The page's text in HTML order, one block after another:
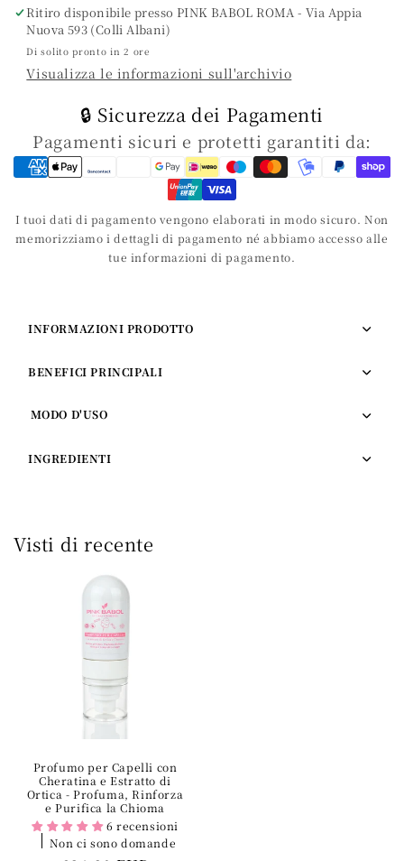
di
Ortica
-
Profuma,
Rinforza
e
Purifica
la
Chioma
di
la
Chioma
Ritiro disponibile presso ​​PINK BABOL ROMA - Via Appia
Nuova 593 (Colli Albani)
Di solito pronto in 2 ore
Visualizza le informazioni sull'archivio
🔒 Sicurezza dei Pagamenti
Pagamenti sicuri e protetti garantiti da:
I tuoi dati di pagamento vengono elaborati in modo sicuro. Non
memorizziamo i dettagli di pagamento né abbiamo accesso alle
tue informazioni di pagamento.
INFORMAZIONI PRODOTTO
BENEFICI PRINCIPALI
MODO D'USO
INGREDIENTI
Visti di recente
Profumo per Capelli con
Cheratina e Estratto di
Ortica - Profuma, Rinforza
e Purifica la Chioma
6 recensioni
Non ci sono domande